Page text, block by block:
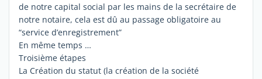
de notre capital social par les mains de la secrétaire de
notre notaire, cela est dû au passage obligatoire au
“service d’enregistrement”
En même temps …
Troisième étapes
La Création du statut (la création de la société